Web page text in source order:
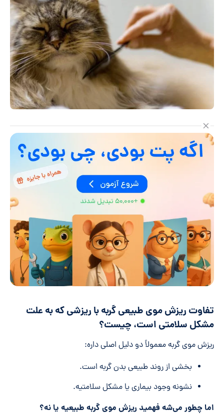
تفاوت ریزش موی طبیعی گربه با ریزشی که به علت
مشکل سلامتی است، چیست؟
ریزش موی گربه معمولاً دو دلیل اصلی داره:
بخشی از روند طبیعی بدن گربه است.
نشونه وجود بیماری یا مشکل سلامتیه.
اما چطور می‌شه فهمید ریزش موی گربه طبیعیه یا نه؟